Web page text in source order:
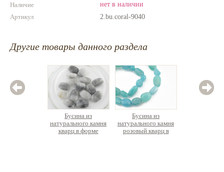
Наличие
нет в наличии
Артикул
2.bu.coral-9040
Другие товары данного раздела
Бусина из
натурального камня
кварц в форме
Бусина из
натурального камня
розовый кварц в